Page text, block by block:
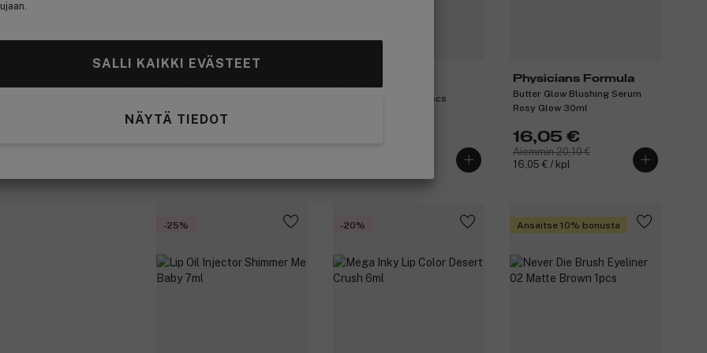
SALLI KAIKKI EVÄSTEET
NÄYTÄ TIEDOT
Cica Reti-A Mask 30pcs
Physicians Formula
Butter Glow Blushing Serum
Rosy Glow 30ml
16,05 €
Aiemmin 20,10 €
16,05 € / kpl
-25% -20% Ansaitse 10% bonusta